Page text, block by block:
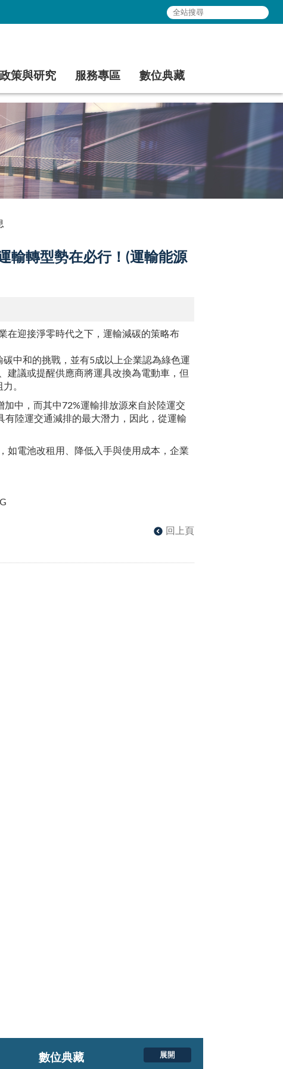
政策與研究 服務專區 數位典藏
輸轉型勢在必行！(運輸能源
在迎接淨零時代之下，運輸減碳的策略布
中和的挑戰，並有5成以上企業認為綠色運
建議或提醒供應商將運具改換為電動車，但
。
中，而其中72%運輸排放源來自於陸運交
陸運交通減排的最大潛力，因此，從運輸
如電池改租用、降低入手與使用成本，企業
回上頁
展開
數位典藏